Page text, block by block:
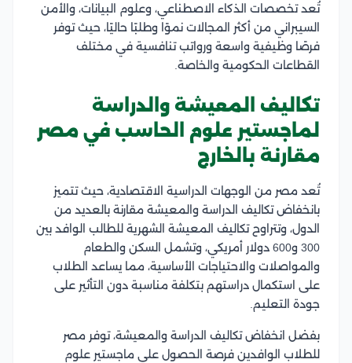
تُعد تخصصات الذكاء الاصطناعي، وعلوم البيانات، والأمن
السيبراني من أكثر المجالات نموًا وطلبًا حاليًا، حيث توفر
فرصًا وظيفية واسعة ورواتب تنافسية في مختلف
القطاعات الحكومية والخاصة.
تكاليف المعيشة والدراسة
لماجستير علوم الحاسب في مصر
مقارنة بالخارج
تُعد مصر من الوجهات الدراسية الاقتصادية، حيث تتميز
بانخفاض تكاليف الدراسة والمعيشة مقارنة بالعديد من
الدول، وتتراوح تكاليف المعيشة الشهرية للطالب الوافد بين
300 و600 دولار أمريكي، وتشمل السكن والطعام
والمواصلات والاحتياجات الأساسية، مما يساعد الطلاب
على استكمال دراستهم بتكلفة مناسبة دون التأثير على
جودة التعليم.
بفضل انخفاض تكاليف الدراسة والمعيشة، توفر مصر
للطلاب الوافدين فرصة الحصول على ماجستير علوم